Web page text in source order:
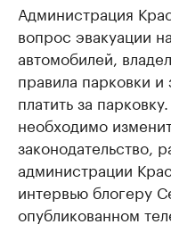
Администрация
вопрос эвакуации
автомобилей,
правила парковки
платить за
необходимо
законодательство,
администрации
интервью блогеру
опубликованном